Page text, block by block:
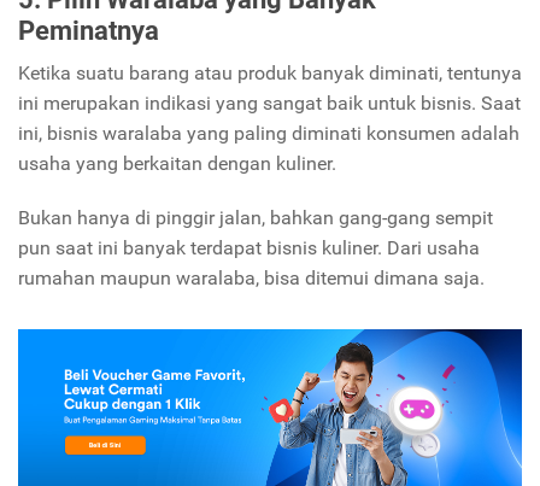
Peminatnya
Ketika suatu barang atau produk banyak diminati, tentunya
ini merupakan indikasi yang sangat baik untuk bisnis. Saat
ini, bisnis waralaba yang paling diminati konsumen adalah
usaha yang berkaitan dengan kuliner.
Bukan hanya di pinggir jalan, bahkan gang-gang sempit
pun saat ini banyak terdapat bisnis kuliner. Dari usaha
rumahan maupun waralaba, bisa ditemui dimana saja.